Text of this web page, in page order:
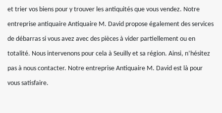
et trier vos biens pour y trouver les antiquités que vous vendez. Notre
entreprise antiquaire Antiquaire M. David propose également des services
de débarras si vous avez avec des pièces à vider partiellement ou en
totalité. Nous intervenons pour cela à Seuilly et sa région. Ainsi, n’hésitez
pas à nous contacter. Notre entreprise Antiquaire M. David est là pour
vous satisfaire.